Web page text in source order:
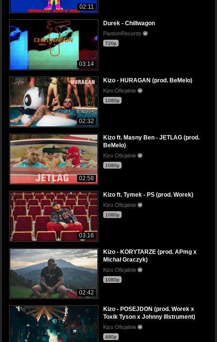
02:11
03:14
Durek - Chillwagon
PantomRecords
720p
02:32
Kizo - HURAGAN (prod. BeMelo)
Kizo Oficjalnie
1080p
02:58
Kizo ft. Masny Ben - JETLAG (prod.
BeMelo)
Kizo Oficjalnie
1080p
03:16
Kizo ft. Tymek - PS (prod. Worek)
Kizo Oficjalnie
1080p
02:42
Kizo - KORYTARZE (prod. APmg x
Michał Graczyk)
Kizo Oficjalnie
1080p
Kizo - POSEJDON (prod. Worek x
Toxik Tyson x Johnny Illstrument)
Kizo Oficjalnie
480p